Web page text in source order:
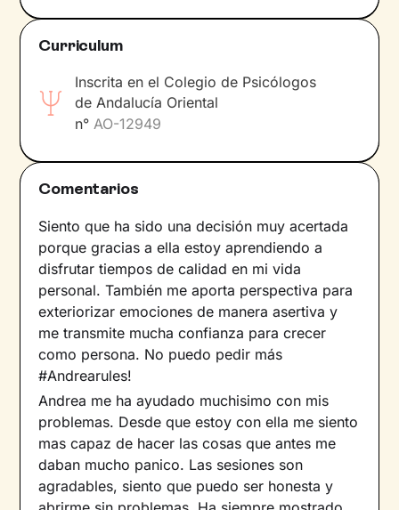
Idiomas
Español y Catalán.
Curriculum
Inscrita en el Colegio de Psicólogos
de Andalucía Oriental
n° AO-12949
Comentarios
Siento que ha sido una decisión muy acertada
porque gracias a ella estoy aprendiendo a
disfrutar tiempos de calidad en mi vida
personal. También me aporta perspectiva para
exteriorizar emociones de manera asertiva y
me transmite mucha confianza para crecer
como persona. No puedo pedir más
#Andrearules!
Andrea me ha ayudado muchisimo con mis
problemas. Desde que estoy con ella me siento
mas capaz de hacer las cosas que antes me
daban mucho panico. Las sesiones son
agradables, siento que puedo ser honesta y